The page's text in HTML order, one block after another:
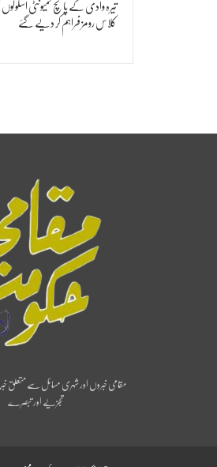
تیرہ وادی کے پانچ کمیونٹی اسکولوں
کلاس رومز فراہم کر دیے گئے
مقامی خبروں اور شہری مسائل سے متعلق
تجزیے اور تبصرے